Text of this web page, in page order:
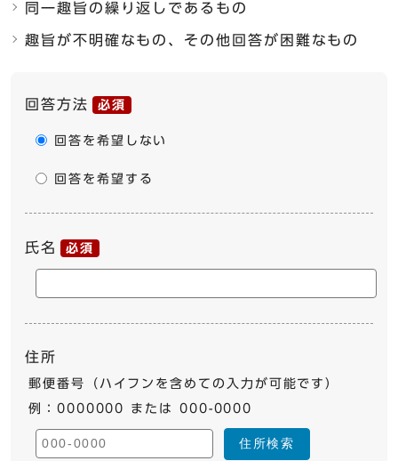
同一趣旨の繰り返しであるもの
趣旨が不明確なもの、その他回答が困難なもの
回答方法 必須
回答を希望しない
回答を希望する
氏名 必須
住所
郵便番号（ハイフンを含めての入力が可能です）
例：0000000 または 000-0000
住所検索